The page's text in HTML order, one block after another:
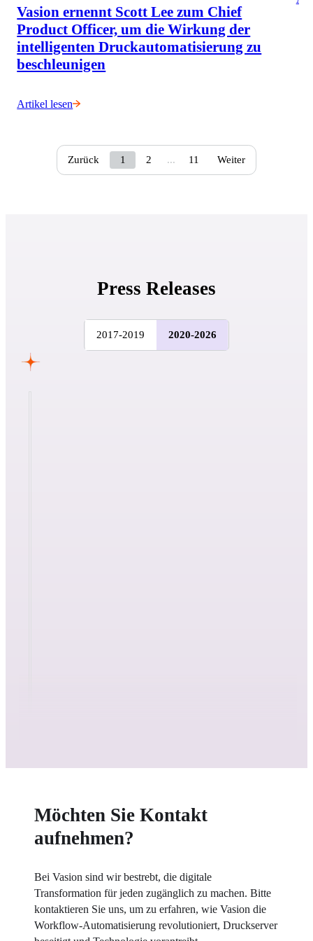
Vasion ernennt Scott Lee zum Chief
Product Officer, um die Wirkung der
intelligenten Druckautomatisierung zu
beschleunigen
Artikel lesen
Zurück 1 2 ... 11 Weiter
Press Releases
2017-2019 2020-2026
Möchten Sie Kontakt
aufnehmen?
Bei Vasion sind wir bestrebt, die digitale
Transformation für jeden zugänglich zu machen. Bitte
kontaktieren Sie uns, um zu erfahren, wie Vasion die
Workflow-Automatisierung revolutioniert, Druckserver